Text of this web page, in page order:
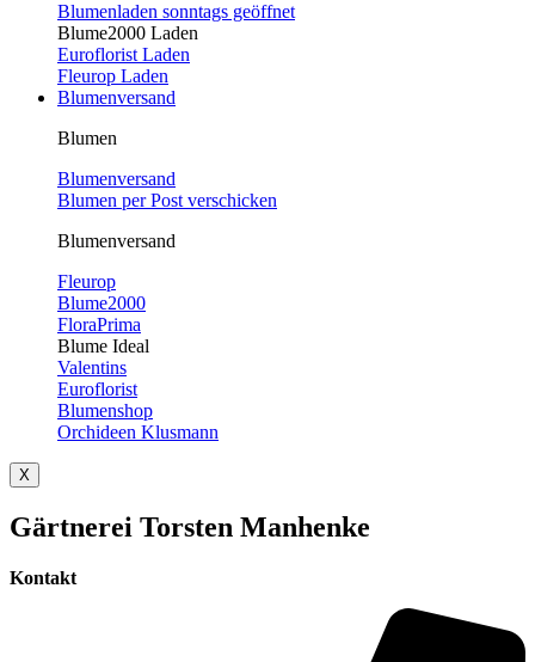
Blumenladen sonntags geöffnet
Blume2000 Laden
Euroflorist Laden
Fleurop Laden
Blumenversand
Blumen
Blumenversand
Blumen per Post verschicken
Blumenversand
Fleurop
Blume2000
FloraPrima
Blume Ideal
Valentins
Euroflorist
Blumenshop
Orchideen Klusmann
X
Gärtnerei Torsten Manhenke
Kontakt